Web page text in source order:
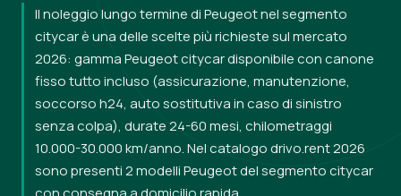
Il noleggio lungo termine di Peugeot nel segmento
citycar è una delle scelte più richieste sul mercato
2026: gamma Peugeot citycar disponibile con canone
fisso tutto incluso (assicurazione, manutenzione,
soccorso h24, auto sostitutiva in caso di sinistro
senza colpa), durate 24-60 mesi, chilometraggi
10.000-30.000 km/anno. Nel catalogo drivo.rent 2026
sono presenti 2 modelli Peugeot del segmento citycar